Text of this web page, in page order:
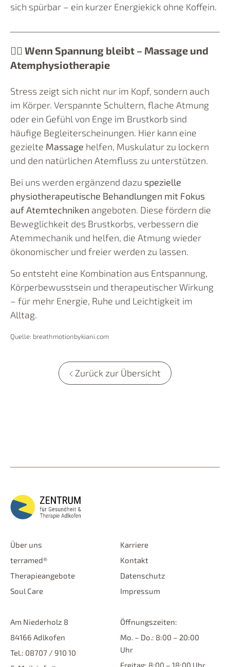
sich spürbar – ein kurzer Energiekick ohne Koffein.
💆‍♀️ Wenn Spannung bleibt – Massage und
Atemphysiotherapie
Stress zeigt sich nicht nur im Kopf, sondern auch
im Körper. Verspannte Schultern, flache Atmung
oder ein Gefühl von Enge im Brustkorb sind
häufige Begleiterscheinungen. Hier kann eine
gezielte Massage helfen, Muskulatur zu lockern
und den natürlichen Atemfluss zu unterstützen.
Bei uns werden ergänzend dazu spezielle
physiotherapeutische Behandlungen mit Fokus
auf Atemtechniken angeboten. Diese fördern die
Beweglichkeit des Brustkorbs, verbessern die
Atemmechanik und helfen, die Atmung wieder
ökonomischer und freier werden zu lassen.
So entsteht eine Kombination aus Entspannung,
Körperbewusstsein und therapeutischer Wirkung
– für mehr Energie, Ruhe und Leichtigkeit im
Alltag.
Quelle: breathmotionbykiani.com
Zurück zur Übersicht
Am Niederholz 8
84166 Adlkofen
Tel.: 08707 / 910 10
Öffnungszeiten:
Mo. – Do.: 8:00 – 20:00
Uhr
Freitag: 8:00 – 18:00 Uhr
Über uns
terramed®
Therapieangebote
Soul Care
Karriere
Kontakt
Datenschutz
Impressum